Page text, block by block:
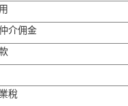
介佣金
稅